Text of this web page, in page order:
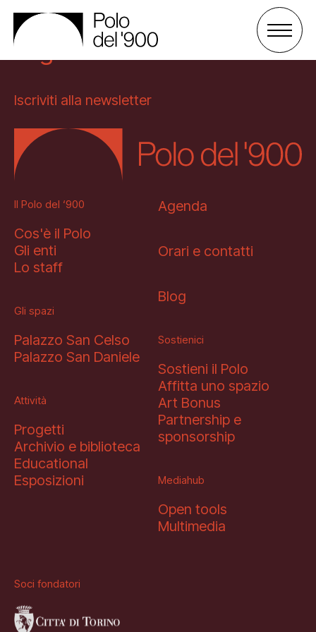
Il Polo del ‘900
Gli enti
Lo staff
Palazzo San Celso
Palazzo San Daniele
Affitta uno spazio
Attività
Progetti
Archivio e biblioteca
Educational
Sostienici
Sostieni il Polo
Art Bonus
Partnership e sponsorship
Mediahub
Open tools
Orari e contatti
Informati sulle attività e
sugli eventi al Polo!
Iscriviti alla newsletter
Il Polo del ‘900
Cos'è il Polo
Gli enti
Lo staff
Gli spazi
Palazzo San Celso
Palazzo San Daniele
Attività
Progetti
Archivio e biblioteca
Educational
Esposizioni
Agenda
Orari e contatti
Blog
Sostienici
Sostieni il Polo
Affitta uno spazio
Art Bonus
Partnership e
sponsorship
Mediahub
Open tools
Multimedia
Soci fondatori